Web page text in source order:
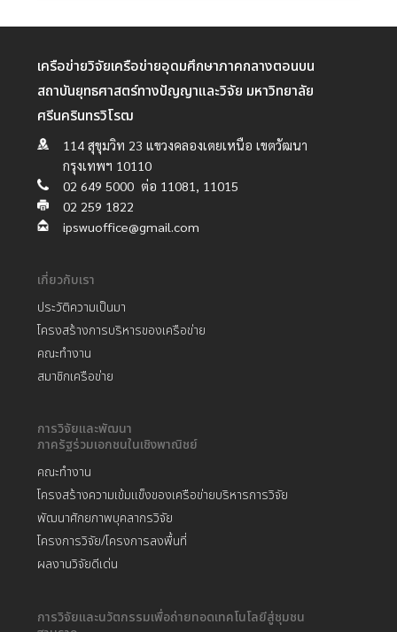
เครือข่ายวิจัยเครือข่ายอุดมศึกษาภาคกลางตอนบน
สถาบันยุทธศาสตร์ทางปัญญาและวิจัย มหาวิทยาลัย
ศรีนครินทรวิโรฒ
114 สุขุมวิท 23 แขวงคลองเตยเหนือ เขตวัฒนา
กรุงเทพฯ 10110
02 649 5000 ต่อ 11081, 11015
02 259 1822
ipswuoffice@gmail.com
เกี่ยวกับเรา
ประวัติความเป็นมา
โครงสร้างการบริหารของเครือข่าย
คณะทำงาน
สมาชิกเครือข่าย
การวิจัยและพัฒนา
ภาครัฐร่วมเอกชนในเชิงพาณิชย์
คณะทำงาน
โครงสร้างความเข้มแข็งของเครือข่ายบริหารการวิจัย
พัฒนาศักยภาพบุคลากรวิจัย
โครงการวิจัย/โครงการลงพื้นที่
ผลงานวิจัยดีเด่น
การวิจัยและนวัตกรรมเพื่อถ่ายทอดเทคโนโลยีสู่ชุมชน